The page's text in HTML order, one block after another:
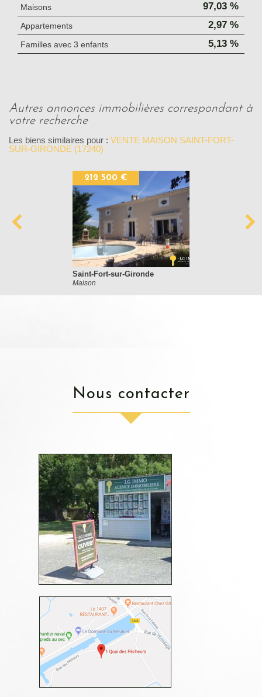
Maisons 97,03 %
Appartements 2,97 %
Familles avec 3 enfants 5,13 %
autres annonces immobilières correspondant à
votre recherche
Les biens similaires pour : VENTE MAISON SAINT-FORT-
SUR-GIRONDE (17240)
212 500 €
Saint-Fort-sur-Gironde
Maison
nous contacter